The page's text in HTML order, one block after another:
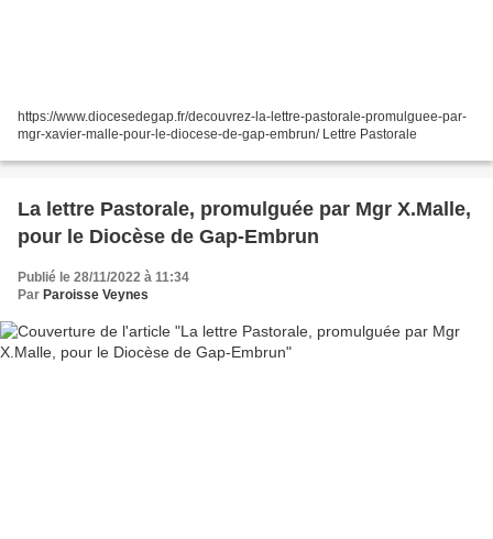
https://www.diocesedegap.fr/decouvrez-la-lettre-pastorale-promulguee-par-
mgr-xavier-malle-pour-le-diocese-de-gap-embrun/ Lettre Pastorale
La lettre Pastorale, promulguée par Mgr X.Malle,
pour le Diocèse de Gap-Embrun
Publié le 28/11/2022 à 11:34
Par Paroisse Veynes